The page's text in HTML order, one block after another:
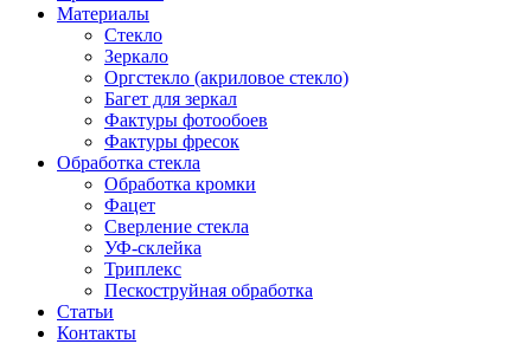
Материалы
Стекло
Зеркало
Оргстекло (акриловое стекло)
Багет для зеркал
Фактуры фотообоев
Фактуры фресок
Обработка стекла
Обработка кромки
Фацет
Сверление стекла
УФ-склейка
Триплекс
Пескоструйная обработка
Статьи
Контакты